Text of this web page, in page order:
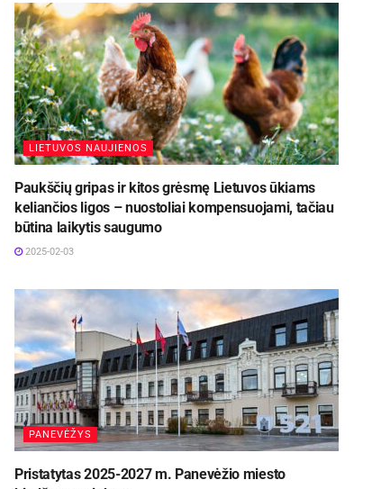
LIETUVOS NAUJIENOS
Paukščių gripas ir kitos grėsmę Lietuvos ūkiams
keliančios ligos – nuostoliai kompensuojami, tačiau
būtina laikytis saugumo
2025-02-03
PANEVĖŽYS
Pristatytas 2025-2027 m. Panevėžio miesto